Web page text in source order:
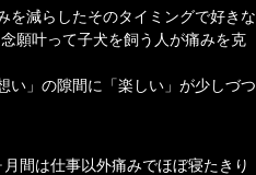
を減らしたそのタイミングで好きな
願叶って子犬を飼う人が痛みを克
い」の隙間に「楽しい」が少しづつ
間は仕事以外痛みでほぼ寝たきり